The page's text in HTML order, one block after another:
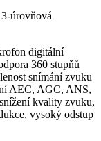
úrovňová
digitální
360 stupňů
snímání zvuku
AEC, AGC, ANS,
kvality zvuku,
vysoký odstup